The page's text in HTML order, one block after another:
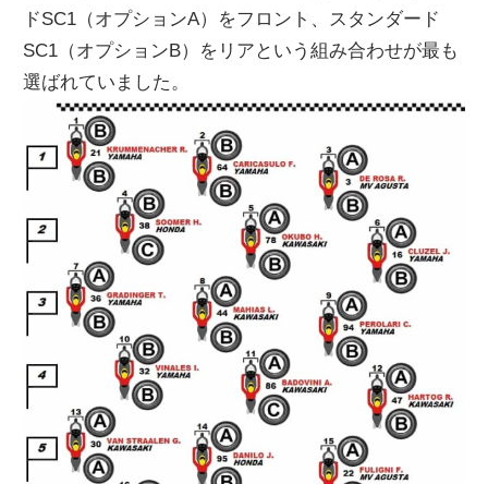
ドSC1（オプションA）をフロント、スタンダード
SC1（オプションB）をリアという組み合わせが最も
選ばれていました。